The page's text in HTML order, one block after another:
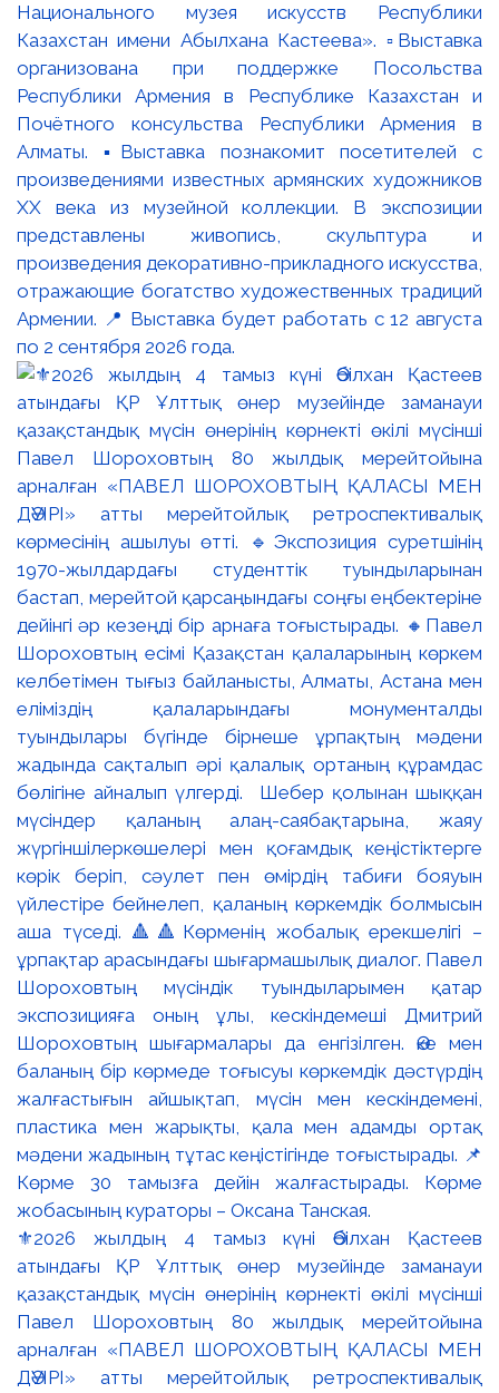
Национального музея искусств Республики
Казахстан имени Абылхана Кастеева». ▫️Выставка
организована при поддержке Посольства
Республики Армения в Республике Казахстан и
Почётного консульства Республики Армения в
Алматы. ▪️Выставка познакомит посетителей с
произведениями известных армянских художников
XX века из музейной коллекции. В экспозиции
представлены живопись, скульптура и
произведения декоративно-прикладного искусства,
отражающие богатство художественных традиций
Армении. 📍 Выставка будет работать с 12 августа
по 2 сентября 2026 года.
⚜️2026 жылдың 4 тамыз күні Әбілхан Қастеев
атындағы ҚР Ұлттық өнер музейінде заманауи
қазақстандық мүсін өнерінің көрнекті өкілі мүсінші
Павел Шороховтың 80 жылдық мерейтойына
арналған «ПАВЕЛ ШОРОХОВТЫҢ ҚАЛАСЫ МЕН
ДӘУІРІ» атты мерейтойлық ретроспективалық